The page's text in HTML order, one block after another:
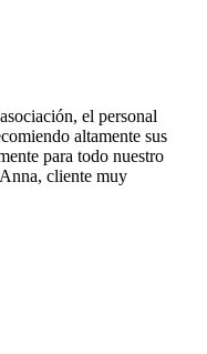
el personal
altamente sus
para todo nuestro
cliente muy